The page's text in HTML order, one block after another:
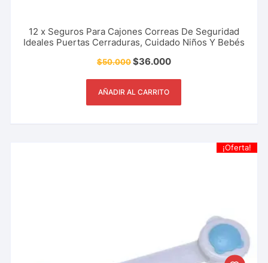
12 x Seguros Para Cajones Correas De Seguridad
Ideales Puertas Cerraduras, Cuidado Niños Y Bebés
$50.000$36.000
AÑADIR AL CARRITO
¡Oferta!